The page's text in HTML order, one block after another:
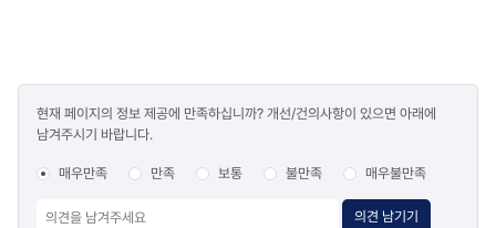
만족도
조사
현재 페이지의 정보 제공에 만족하십니까? 개선/건의사항이 있으면 아래에
남겨주시기 바랍니다.
매우만족 만족 보통 불만족 매우불만족
의견 남기기